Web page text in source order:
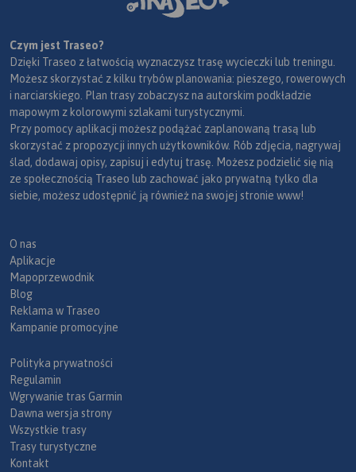
Czym jest Traseo?
Dzięki Traseo z łatwością wyznaczysz trasę wycieczki lub treningu.
Możesz skorzystać z kilku trybów planowania: pieszego, rowerowych
i narciarskiego. Plan trasy zobaczysz na autorskim podkładzie
mapowym z kolorowymi szlakami turystycznymi.
Przy pomocy aplikacji możesz podążać zaplanowaną trasą lub
skorzystać z propozycji innych użytkowników. Rób zdjęcia, nagrywaj
ślad, dodawaj opisy, zapisuj i edytuj trasę. Możesz podzielić się nią
ze społecznością Traseo lub zachować jako prywatną tylko dla
siebie, możesz udostępnić ją również na swojej stronie www!
O nas
Aplikacje
Mapoprzewodnik
Blog
Reklama w Traseo
Kampanie promocyjne
Polityka prywatności
Regulamin
Wgrywanie tras Garmin
Dawna wersja strony
Wszystkie trasy
Trasy turystyczne
Kontakt